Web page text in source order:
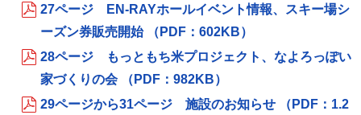
27ページ EN-RAYホールイベント情報、スキー場シ
ーズン券販売開始 （PDF：602KB）
28ページ もっともち米プロジェクト、なよろっぽい
家づくりの会 （PDF：982KB）
29ページから31ページ 施設のお知らせ （PDF：1.2